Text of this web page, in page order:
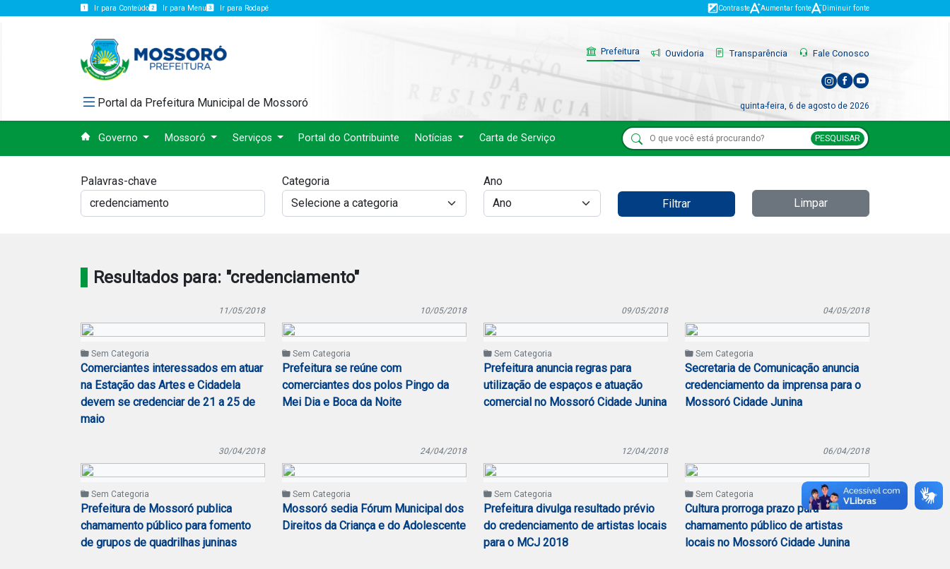
Ir para Conteúdo Ir para Menu Ir para Rodapé Contraste Aumentar fonte Diminuir fonte
Portal da Prefeitura Municipal de Mossoró
Prefeitura Ouvidoria Transparência Fale Conosco
quinta-feira, 6 de agosto de 2026
Governo Mossoró Serviços Portal do Contribuinte Notícias Carta de Serviço PESQUISAR
Palavras-chave Categoria
Ano
Filtrar
Limpar
Resultados para: "credenciamento"
11/05/2018
Sem Categoria
Comerciantes interessados em atuar
na Estação das Artes e Cidadela
devem se credenciar de 21 a 25 de
maio
10/05/2018
Sem Categoria
Prefeitura se reúne com
comerciantes dos polos Pingo da
Mei Dia e Boca da Noite
09/05/2018
Sem Categoria
Prefeitura anuncia regras para
utilização de espaços e atuação
comercial no Mossoró Cidade Junina
04/05/2018
Sem Categoria
Secretaria de Comunicação anuncia
credenciamento da imprensa para o
Mossoró Cidade Junina
30/04/2018
Sem Categoria
Prefeitura de Mossoró publica
chamamento público para fomento
de grupos de quadrilhas juninas
24/04/2018
Sem Categoria
Mossoró sedia Fórum Municipal dos
Direitos da Criança e do Adolescente
12/04/2018
Sem Categoria
Prefeitura divulga resultado prévio
do credenciamento de artistas locais
para o MCJ 2018
06/04/2018
Sem Categoria
Cultura prorroga prazo para
chamamento público de artistas
locais no Mossoró Cidade Junina